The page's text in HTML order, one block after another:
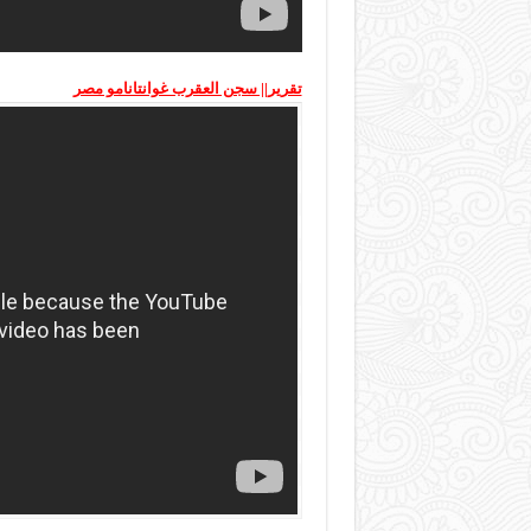
تقرير|| سجن العقرب غوانتانامو مصر